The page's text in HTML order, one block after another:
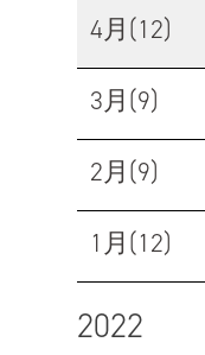
4月(12)
3月(9)
2月(9)
1月(12)
2022